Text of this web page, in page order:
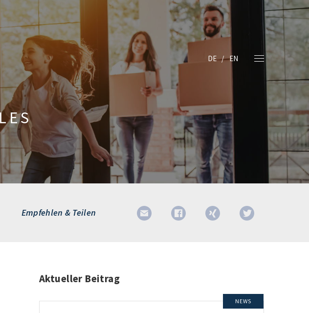
DE EN
Empfehlen & Teilen
Aktueller Beitrag
NEWS